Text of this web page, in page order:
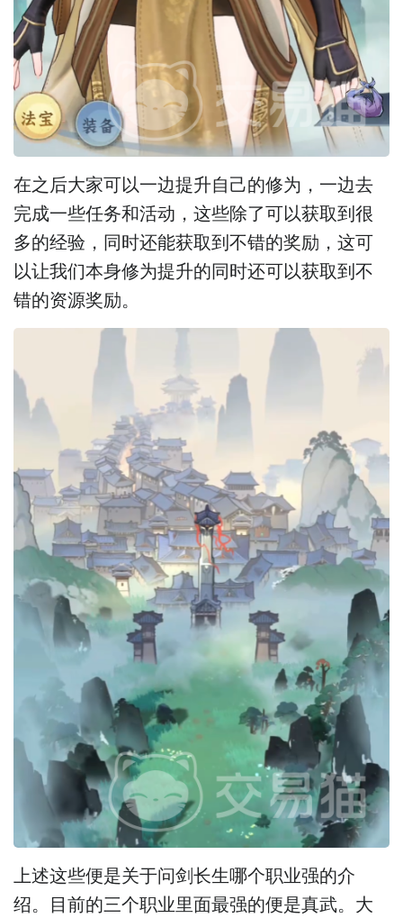
在之后大家可以一边提升自己的修为，一边去
完成一些任务和活动，这些除了可以获取到很
多的经验，同时还能获取到不错的奖励，这可
以让我们本身修为提升的同时还可以获取到不
错的资源奖励。
上述这些便是关于问剑长生哪个职业强的介
绍。目前的三个职业里面最强的便是真武。大